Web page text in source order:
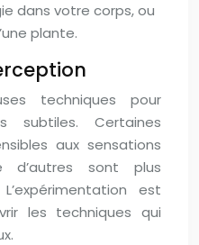
dans votre corps, ou
plante.
techniques pour
subtiles. Certaines
aux sensations
d’autres sont plus
est
les techniques qui